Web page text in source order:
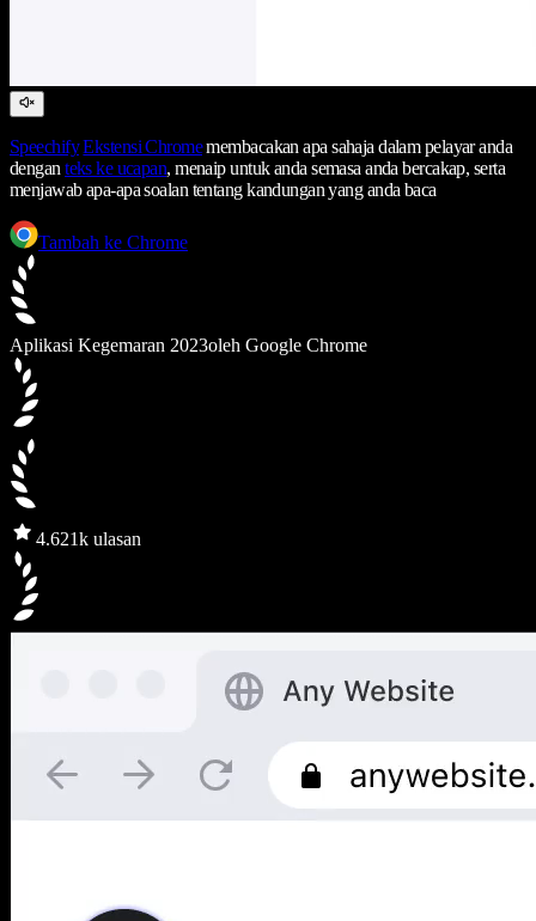
Speechify Ekstensi Chromemembacakan apa sahaja dalam pelayar anda
denganteks ke ucapan, menaip untuk anda semasa anda bercakap, serta
menjawab apa-apa soalan tentang kandungan yang anda baca
Tambah ke Chrome
Aplikasi Kegemaran 2023oleh Google Chrome
4.621k ulasan